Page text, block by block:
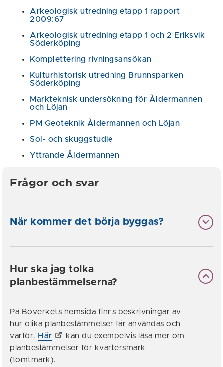
Arkeologisk utredning etapp 1 rapport
2009:67
Arkeologisk utredning etapp 1 och 2 Eriksvik
Söderköping
Komplettering rivningsansökan
Kulturhistorisk utredning Brunnsparken
Söderköping
Markteknisk undersökning för Åldermannen
och Löjan
PM Geoteknik Åldermannen och Löjan
Sol- och skuggstudie
Yttrande Åldermannen
Frågor och svar
När kommer det börja byggas?
Hur ska jag tolka
planbestämmelserna?
På Boverkets hemsida finns beskrivningar av
hur olika planbestämmelser får användas och
varför. Här
kan du exempelvis läsa mer om
planbestämmelser för kvartersmark
(tomtmark).